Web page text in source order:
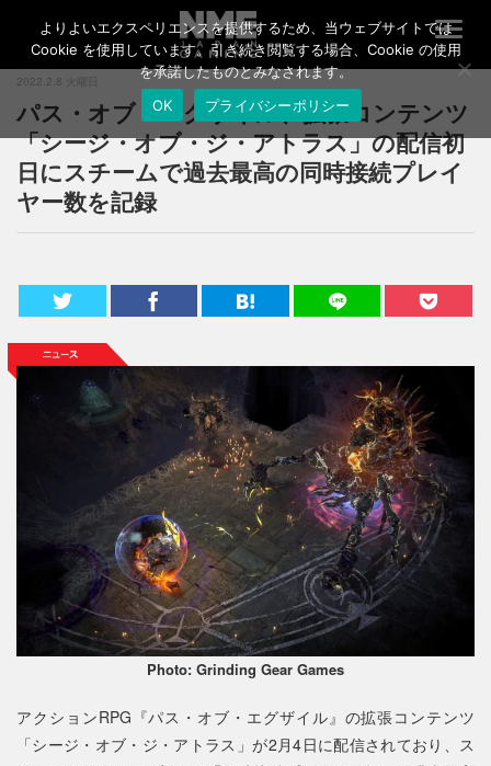
T
o
g
l
e
n
a
g
o
2022.2.8 火曜日
パス・オブ・エグザイル、拡張コンテンツ
「シージ・オブ・ジ・アトラス」の配信初
日にスチームで過去最高の同時接続プレイ
ヤー数を記録
Photo: Grinding Gear Games
アクションRPG『パス・オブ・エグザイル』の拡張コンテンツ
「シージ・オブ・ジ・アトラス」が2月4日に配信されており、ス
よりよいエクスペリエンスを提供するため、当ウェブサイトでは
Cookie を使用しています。引き続き閲覧する場合、Cookie の使用
を承諾したものとみなされます。
OK
プライバシーポリシー